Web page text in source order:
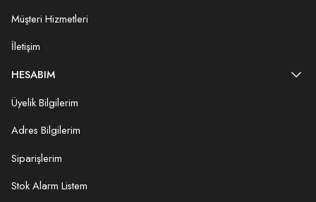
Müşteri Hizmetleri
İletişim
HESABIM
Üyelik Bilgilerim
Adres Bilgilerim
Siparişlerim
Stok Alarm Listem